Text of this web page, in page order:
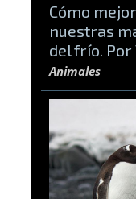
Cómo
nuestras
del frío.
Animales